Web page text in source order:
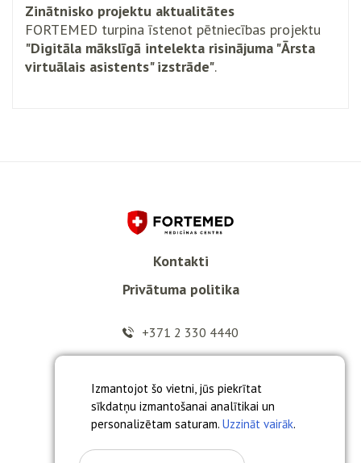
Izmantojot šo vietni, jūs piekrītat
sīkdatņu izmantošanai analītikai un
personalizētam saturam. Uzzināt vairāk.
Zinātnisko projektu aktualitātes
FORTEMED turpina īstenot pētniecības projektu
"Digitāla mākslīgā intelekta risinājuma "Ārsta
virtuālais asistents" izstrāde".
Kontakti
Privātuma politika
+371 2 330 4440